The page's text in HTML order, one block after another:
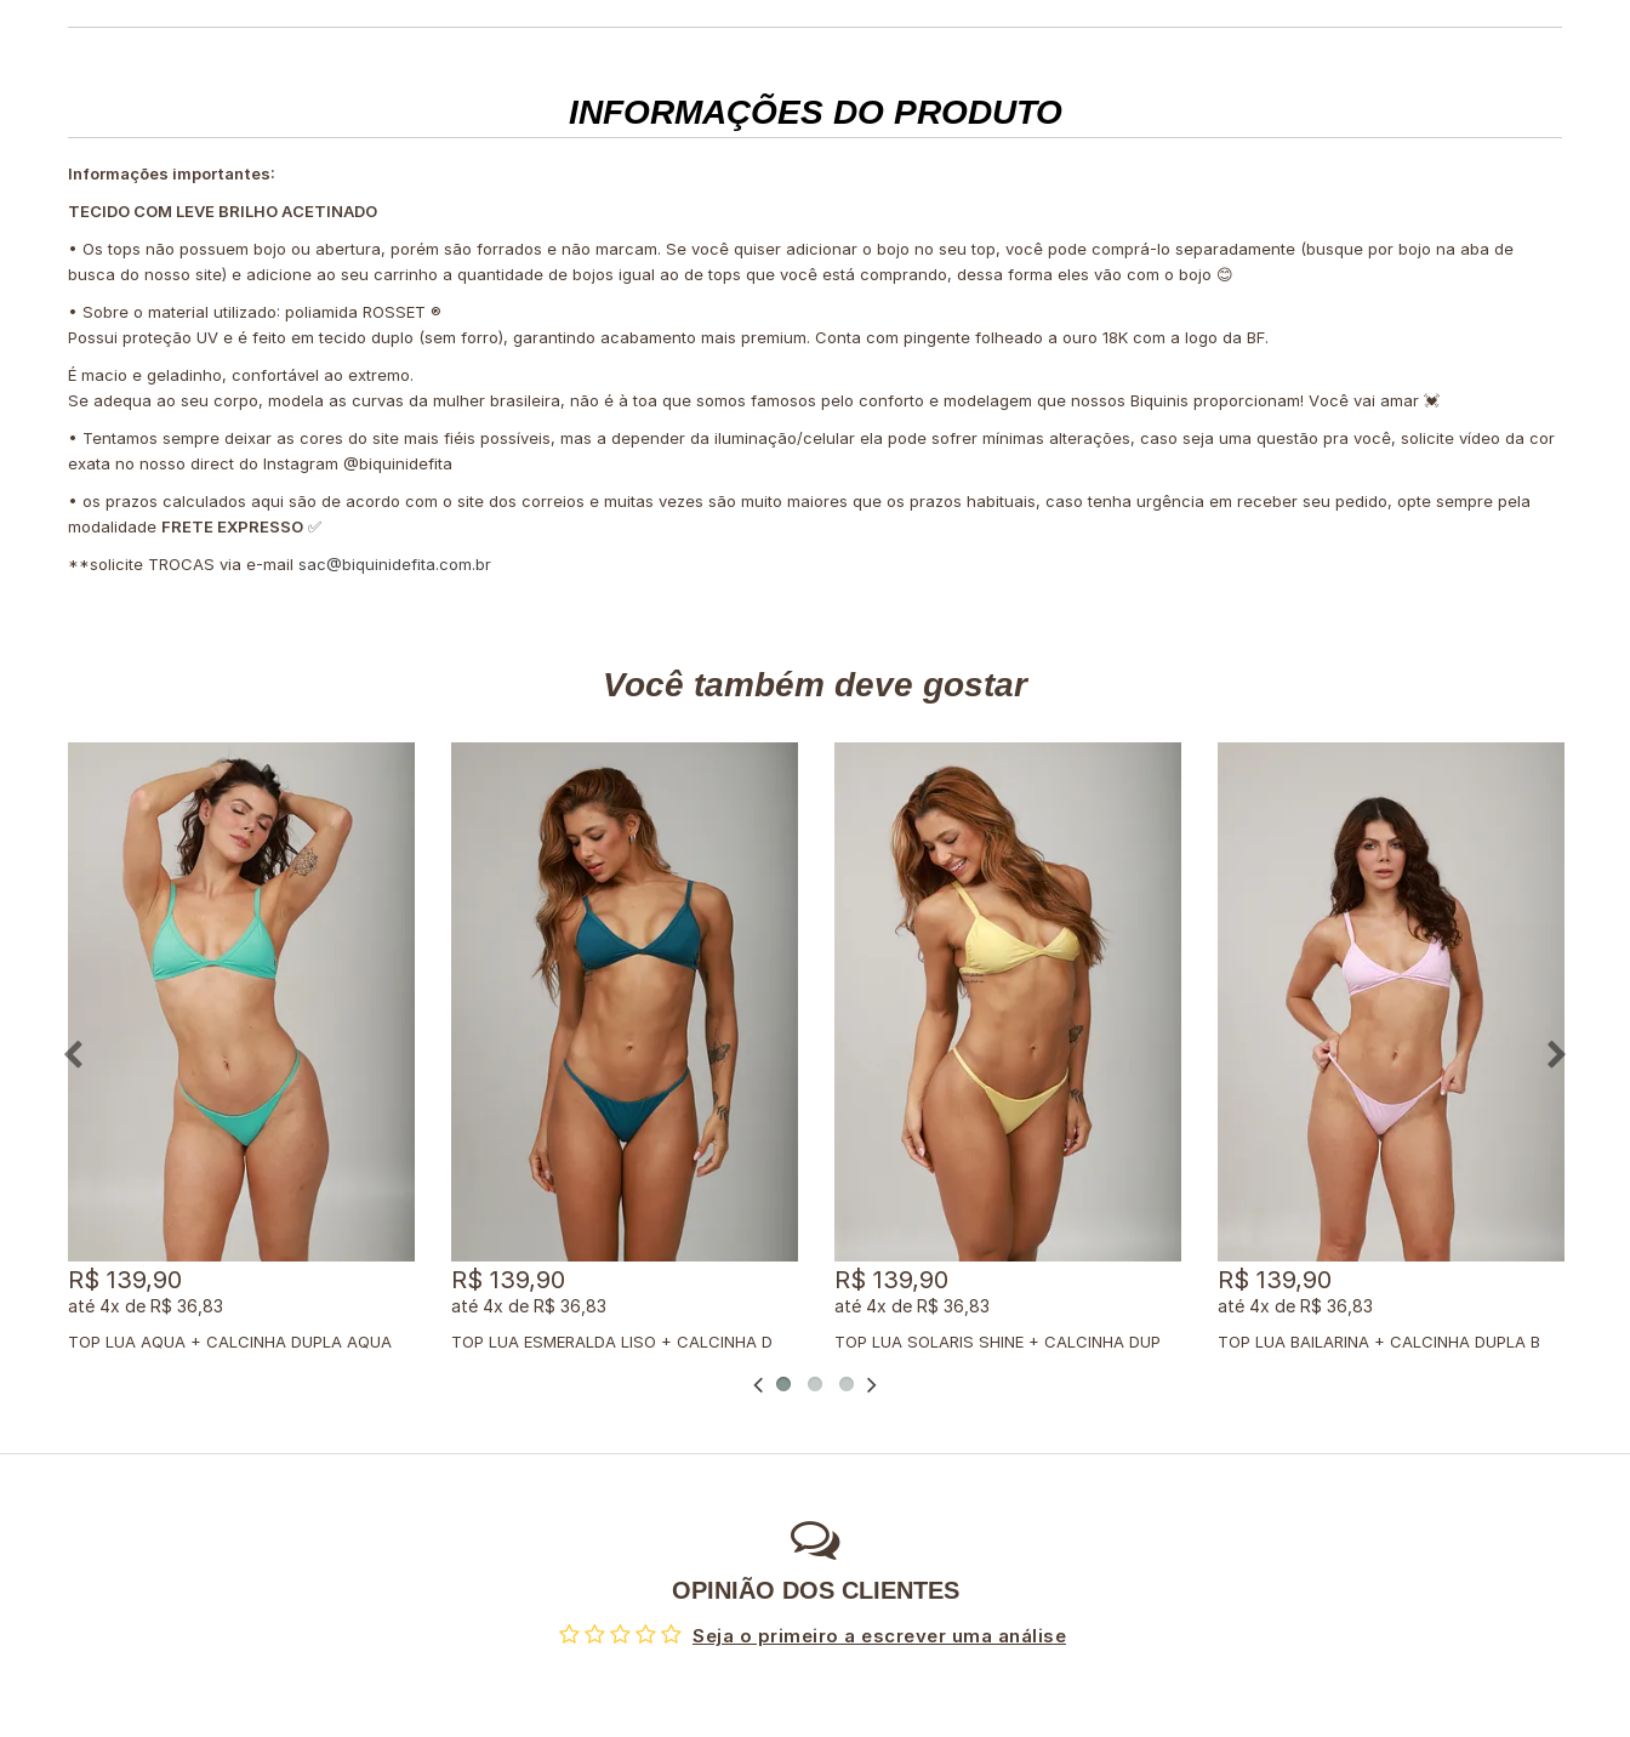
INFORMAÇÕES DO PRODUTO
Informações importantes:
TECIDO COM LEVE BRILHO ACETINADO
• Os tops não possuem bojo ou abertura, porém são forrados e não marcam. Se você quiser adicionar o bojo no seu top, você pode comprá-lo separadamente (busque por bojo na aba de
busca do nosso site) e adicione ao seu carrinho a quantidade de bojos igual ao de tops que você está comprando, dessa forma eles vão com o bojo 😊
• Sobre o material utilizado: poliamida ROSSET ®️
Possui proteção UV e é feito em tecido duplo (sem forro), garantindo acabamento mais premium. Conta com pingente folheado a ouro 18K com a logo da BF.
É macio e geladinho, confortável ao extremo.
Se adequa ao seu corpo, modela as curvas da mulher brasileira, não é à toa que somos famosos pelo conforto e modelagem que nossos Biquinis proporcionam! Você vai amar 💓
• Tentamos sempre deixar as cores do site mais fiéis possíveis, mas a depender da iluminação/celular ela pode sofrer mínimas alterações, caso seja uma questão pra você, solicite vídeo da cor
exata no nosso direct do Instagram @biquinidefita
• os prazos calculados aqui são de acordo com o site dos correios e muitas vezes são muito maiores que os prazos habituais, caso tenha urgência em receber seu pedido, opte sempre pela
modalidade FRETE EXPRESSO ✅
**solicite TROCAS via e-mail sac@biquinidefita.com.br
Você também deve gostar
TOP LUA AQUA + CALCINHA DUPLA AQUA
R$ 139,90
4x de R$ 36,83
R$ 139,90
4x de R$ 36,83
R$ 139,90
4x de R$ 36,83
R$ 139,90
4x de R$ 36,83
OPINIÃO DOS CLIENTES
Seja o primeiro a escrever uma análise